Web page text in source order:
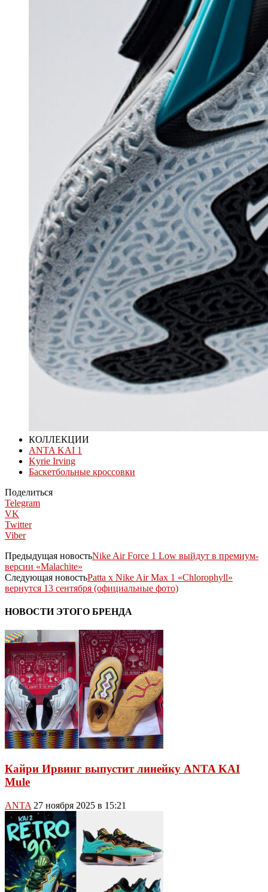
КОЛЛЕКЦИИ
ANTA KAI 1
Kyrie Irving
Баскетбольные кроссовки
Поделиться
Telegram
VK
Twitter
Viber
Предыдущая новостьNike Air Force 1 Low выйдут в премиум-
версии «Malachite»
Следующая новостьPatta x Nike Air Max 1 «Chlorophyll»
вернутся 13 сентября (официальные фото)
НОВОСТИ ЭТОГО БРЕНДА
Кайри Ирвинг выпустит линейку ANTA KAI
Mule
ANTA 27 ноября 2025 в 15:21